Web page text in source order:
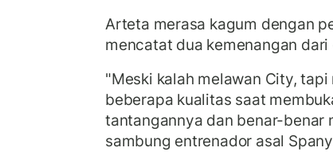
Arteta merasa kagum dengan
mencatat dua kemenangan
"Meski kalah melawan City,
beberapa kualitas saat
tantangannya dan benar-benar
sambung entrenador asal